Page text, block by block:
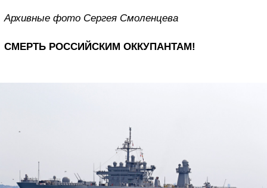
Архивные фото Сергея Смоленцева
СМЕРТЬ РОССИЙСКИМ ОККУПАНТАМ!